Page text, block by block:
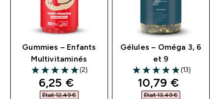
Gummies – Enfants
Multivitaminés
5 out of 5 stars
(2)
discounted price
6,25 €‎
Était 12,49 €‎
Gélules – Oméga 3, 6
et 9
4.85 out of 5 stars
(13)
discounted
10,79 €‎
Était 13,49 €‎